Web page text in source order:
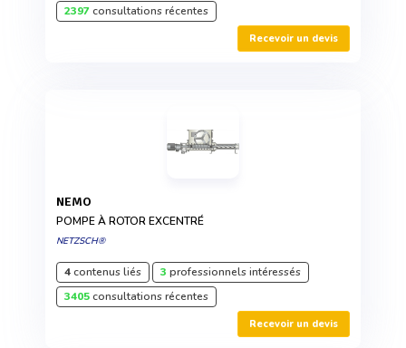
2397consultations récentes
Recevoir un devis
NEMO
POMPE À ROTOR EXCENTRÉ
NETZSCH®
4contenus liés 3 professionnels intéressés
3405consultations récentes
Recevoir un devis